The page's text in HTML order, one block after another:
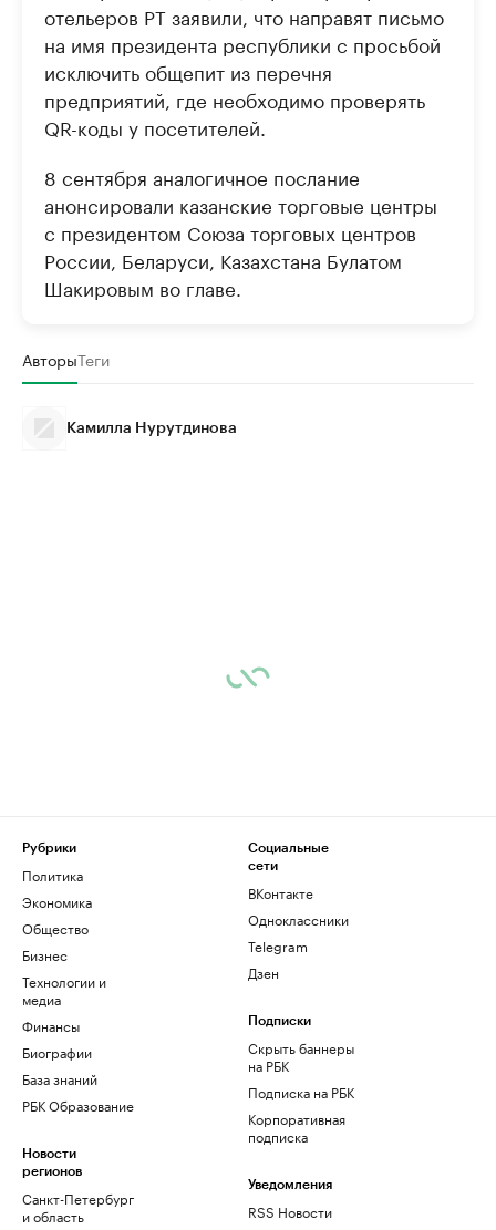
отельеров РТ заявили, что направят письмо
на имя президента республики с просьбой
исключить общепит из перечня
предприятий, где необходимо проверять
QR-коды у посетителей.
8 сентября аналогичное послание
анонсировали казанские торговые центры
с президентом Союза торговых центров
России, Беларуси, Казахстана Булатом
Шакировым во главе.
АвторыТеги
Камилла Нурутдинова
Рубрики
Политика
Экономика
Общество
Бизнес
Технологии и
медиа
Финансы
Биографии
База знаний
РБК Образование
Новости
регионов
Санкт-Петербург
и область
Социальные
сети
ВКонтакте
Одноклассники
Telegram
Дзен
Подписки
Скрыть баннеры
на РБК
Подписка на РБК
Корпоративная
подписка
Уведомления
RSS Новости